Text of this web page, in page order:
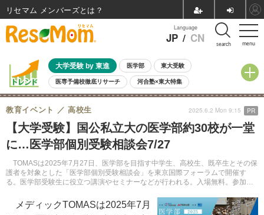
menu
Language
JP / CN search
大学受験 by 東進 医学部 東大受験
医専予備校徹底リサーチ 河合塾×東大特集
親子で考える大学選び 高校受験 中学受験 小学校受験
共通テスト 夏休み
8月開催イベント・WS 全国公立高校 過去問 人気記事
自由研究教材（小学生向け） 自由研究教材（中学生向け）
【大学受験】国公私立大の医学部約30校が一堂
に…医学部個別受験相談会7/27
TOMASは2025年7月27日、医学部を目指す中学生、高校生、既卒生とその保
護者を対象とした「医学部個別受験相談会」を東京国際フォーラムで開催す
る。医学部受験生に役立つ講演やセミナーなどが行われる。入場無料。参加申
教育イベント 高校生 2025.6.2 Mon 9:15 PR
メディックTOMASは2025年7月
リセマム メンバーズ